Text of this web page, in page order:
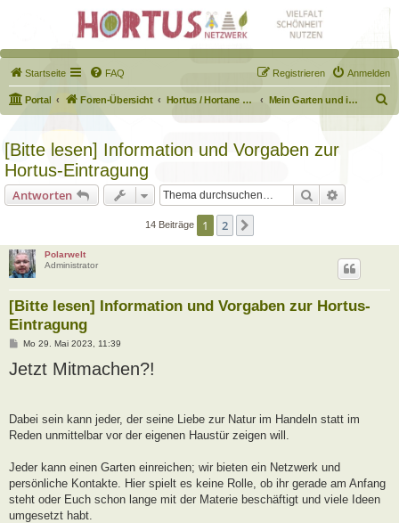
Startseite FAQ Anmelden
Registrieren
Portal Foren-Übersicht Hortus / Hortane Habitate / Garten auf dem Weg Mein Garten und ich!
u
[Bitte lesen] Information und Vorgaben zur
Hortus-Eintragung
Antworten Suche
14 Beiträge 1 2
Polarwelt
Administrator
[Bitte lesen] Information und Vorgaben zur Hortus-
Eintragung
B
i
t
Mo 29. Mai 2023, 11:39
Jetzt Mitmachen?!
Dabei sein kann jeder, der seine Liebe zur Natur im Handeln statt im
Reden unmittelbar vor der eigenen Haustür zeigen will.
Jeder kann einen Garten einreichen; wir bieten ein Netzwerk und
persönliche Kontakte. Hier spielt es keine Rolle, ob ihr gerade am Anfang
steht oder Euch schon lange mit der Materie beschäftigt und viele Ideen
umgesetzt habt.